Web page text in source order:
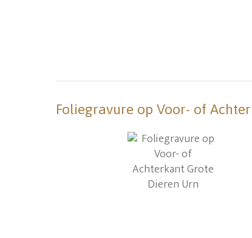
Foliegravure op Voor- of